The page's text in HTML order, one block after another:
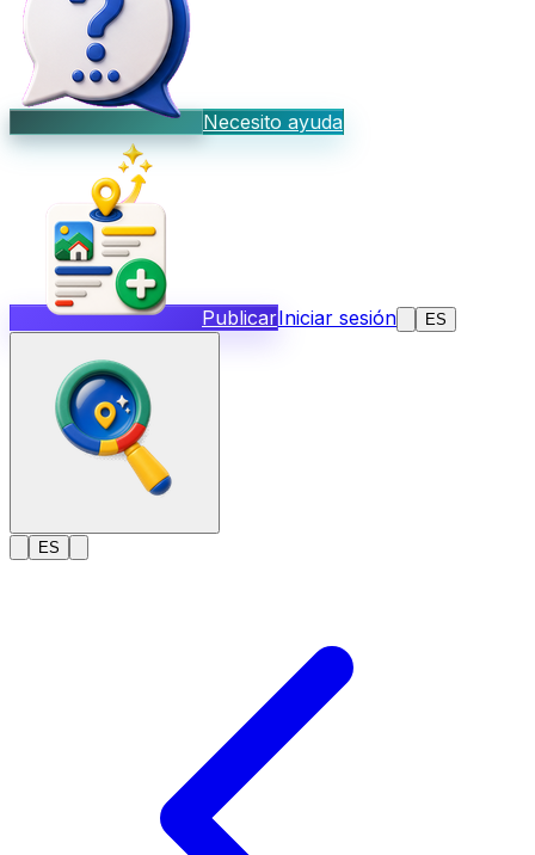
Necesito ayuda
PublicarIniciar sesión ES
ES